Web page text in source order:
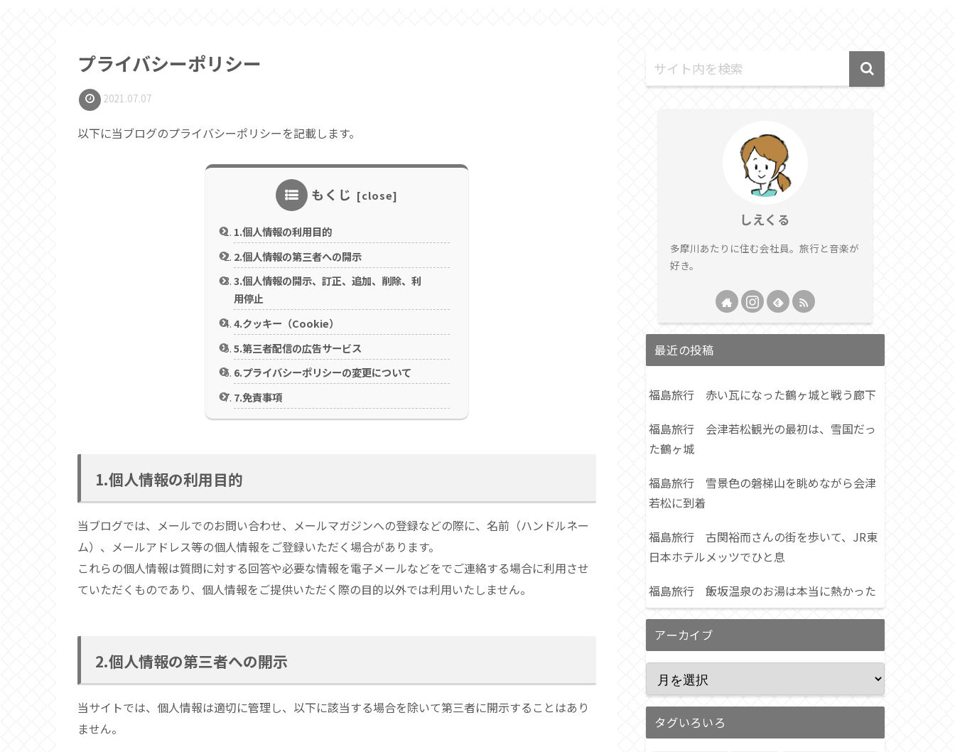
プライバシーポリシー
2021.07.07
以下に当ブログのプライバシーポリシーを記載します。
もくじ
1.個人情報の利用目的
2.個人情報の第三者への開示
3.個人情報の開示、訂正、追加、削除、利
用停止
4.クッキー（Cookie）
5.第三者配信の広告サービス
6.プライバシーポリシーの変更について
7.免責事項
1.個人情報の利用目的
当ブログでは、メールでのお問い合わせ、メールマガジンへの登録などの際に、名前（ハンドルネー
ム）、メールアドレス等の個人情報をご登録いただく場合があります。
これらの個人情報は質問に対する回答や必要な情報を電子メールなどをでご連絡する場合に利用させ
ていただくものであり、個人情報をご提供いただく際の目的以外では利用いたしません。
2.個人情報の第三者への開示
当サイトでは、個人情報は適切に管理し、以下に該当する場合を除いて第三者に開示することはあり
ません。
しえくる
多摩川あたりに住む会社員。旅行と音楽が
好き。
最近の投稿
福島旅行 赤い瓦になった鶴ヶ城と戦う廊下
福島旅行 会津若松観光の最初は、雪国だっ
た鶴ヶ城
福島旅行 雪景色の磐梯山を眺めながら会津
若松に到着
福島旅行 古関裕而さんの街を歩いて、JR東
日本ホテルメッツでひと息
福島旅行 飯坂温泉のお湯は本当に熱かった
アーカイブ
タグいろいろ